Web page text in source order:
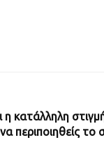
η κατάλληλη
περιποιηθείς το